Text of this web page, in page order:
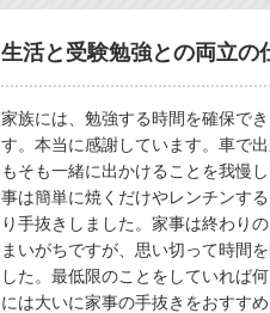
生活と受験勉強との両立の
家族には、勉強する時間を確保で
す。本当に感謝しています。車で
もそも一緒に出かけることを我慢
事は簡単に焼くだけやレンチンす
り手抜きしました。家事は終わり
まいがちですが、思い切って時間
した。最低限のことをしていれば
には大いに家事の手抜きをおすすめ